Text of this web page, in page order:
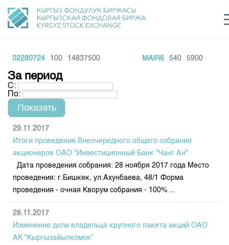
Финансовый рынок KG
О нас
Общая информация
Акционеры
Руководство
Внутренний аудитор
Участники торгов
Наши партнеры
Направления
Товарно-сырьевой сектор
Листинг
Центр раскрытия информации
Тарифы
Аналитика
Финансовый рынок KG
Нормативная база
Биржевая деятельность
Депозитарная деятельность
Центр раскрытия информации
Статистика торгов
Итоги последних торгов
Архив торгов
Индекс и Капитализация
Общая информация
План работы на год
100 14837500 MAIR6 540 5900
За период
С:
По:
29.11.2017
Итоги проведения Внеочередного общего собрания
акционеров ОАО "Инвестиционный Банк "Чанг Ан"
Дата проведения собрания: 28 ноября 2017 года Место
проведения: г.Бишкек, ул.Ахунбаева, 48/1 Форма
проведения - очная Кворум собрания - 100% ...
28.11.2017
Изменение доли владельца крупного пакета акций ОАО
АК "Кыргызайылкомок"